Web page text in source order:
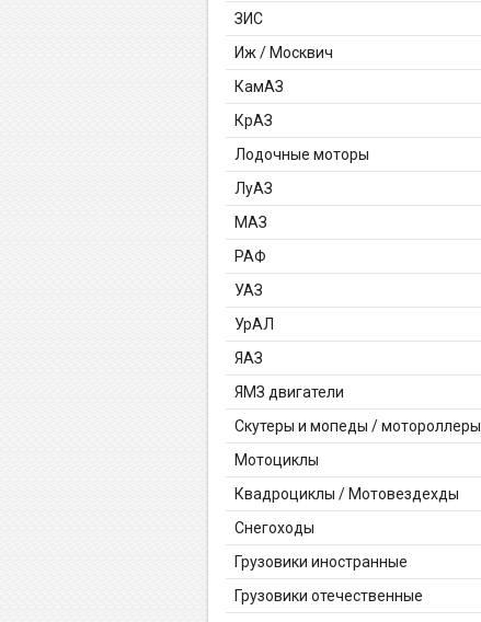
ЗИС
Иж / Москвич
КамАЗ
КрАЗ
Лодочные моторы
ЛуАЗ
МАЗ
РАФ
УАЗ
УрАЛ
ЯАЗ
ЯМЗ двигатели
Скутеры и мопеды / мотороллеры
Мотоциклы
Квадроциклы / Мотовездехды
Снегоходы
Грузовики иностранные
Грузовики отечественные